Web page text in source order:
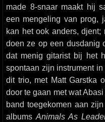
made 8-snaar maakt hij
een mengeling van prog,
kan het ook anders,
doen ze op een dusdanig
dat menig gitarist bij het
spontaan zijn instrument
dit trio, met Matt Garstka
door te gaan met wat
band toegekomen aan
albumsAnimals As